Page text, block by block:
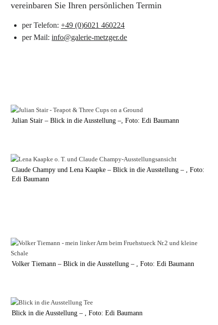
vereinbaren Sie Ihren persönlichen Termin
per Telefon:+49 (0)6021 460224
per Mail:info@galerie-metzger.de
Julian Stair – Blick in die Ausstellung –, Foto: Edi Baumann
Claude Champy und Lena Kaapke – Blick in die Ausstellung – , Foto:
Edi Baumann
Volker Tiemann – Blick in die Ausstellung – , Foto: Edi Baumann
Blick in die Ausstellung – , Foto: Edi Baumann